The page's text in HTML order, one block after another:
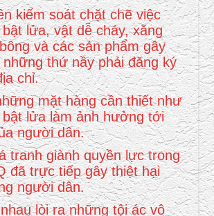
kiểm soát chặt chẽ việc
lửa, vật dễ cháy, xăng
và các sản phẩm gây
những thứ nầy phải đăng ký
chỉ.
mặt hàng cần thiết như
lửa làm ảnh hưởng tới
người dân.
tranh giành quyền lực trong
đã trực tiếp gây thiệt hại
người dân.
lòi ra những tội ác vô